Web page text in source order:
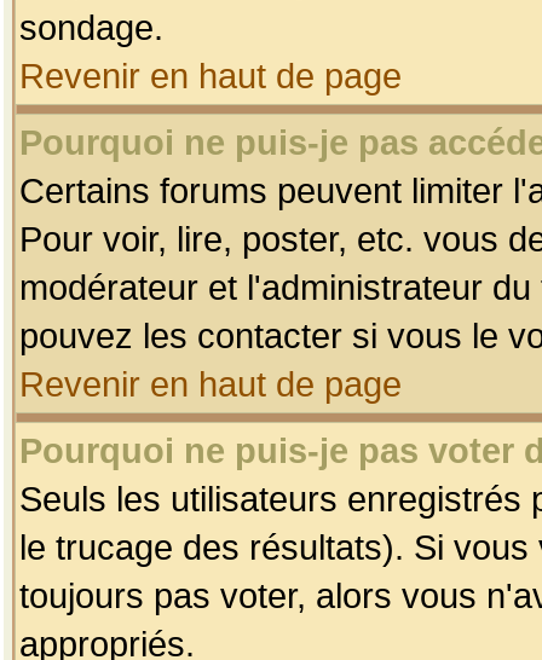
sondage.
Revenir en haut de page
Pourquoi ne puis-je pas
Certains forums peuvent limiter
Pour voir, lire, poster, etc. vous
modérateur et l'administrateur
pouvez les contacter si vous le
Revenir en haut de page
Pourquoi ne puis-je pas voter
Seuls les utilisateurs enregistrés
le trucage des résultats). Si
toujours pas voter, alors vous
appropriés.